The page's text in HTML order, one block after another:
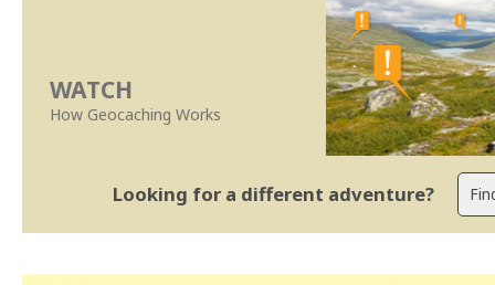
WATCH
How Geocaching Works
Looking for a different adventure?